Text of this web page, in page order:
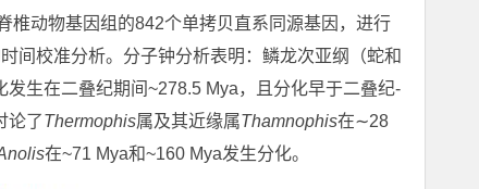
椎动物基因组的842个单拷贝直系同源基因，进行
间校准分析。分子钟分析表明：鳞龙次亚纲（蛇和
生在二叠纪期间~278.5 Mya，且分化早于二叠纪-
论了Thermophis属及其近缘属Thamnophis在∼28
在~71 Mya和~160 Mya发生分化。